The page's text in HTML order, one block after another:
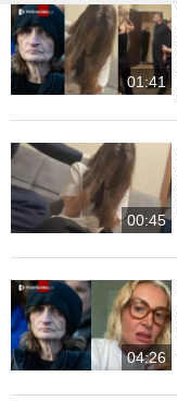
01:41
00:45
04:26